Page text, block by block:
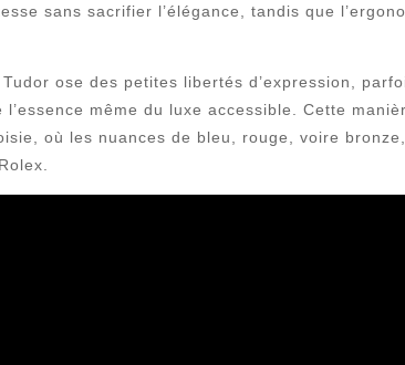
sans sacrifier l’élégance, tandis que
ose des petites libertés d’expression,
même du luxe accessible. Cette
où les nuances de bleu, rouge, voire